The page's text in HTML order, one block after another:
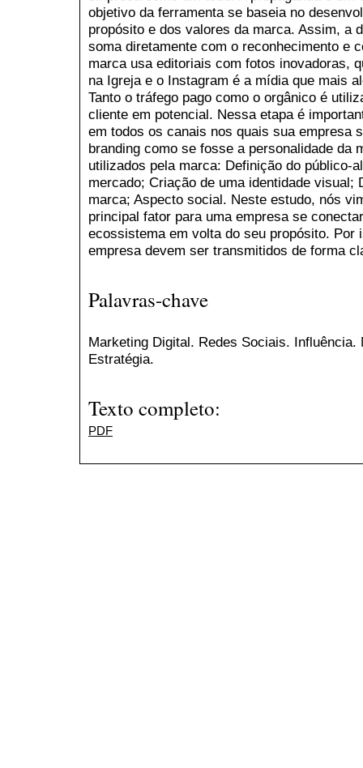
objetivo da ferramenta se baseia no
propósito e dos valores da marca. Assim, a
soma diretamente com o reconhecimento e
marca usa editoriais com fotos inovadoras,
na Igreja e o Instagram é a mídia que mais
Tanto o tráfego pago como o orgânico é
cliente em potencial. Nessa etapa é
em todos os canais nos quais sua empresa
branding como se fosse a personalidade da
utilizados pela marca: Definição do público-
mercado; Criação de uma identidade visual;
marca; Aspecto social. Neste estudo, nós
principal fator para uma empresa se
ecossistema em volta do seu propósito. Por
empresa devem ser transmitidos de forma
Palavras-chave
Marketing Digital. Redes Sociais.
Estratégia.
Texto completo:
PDF